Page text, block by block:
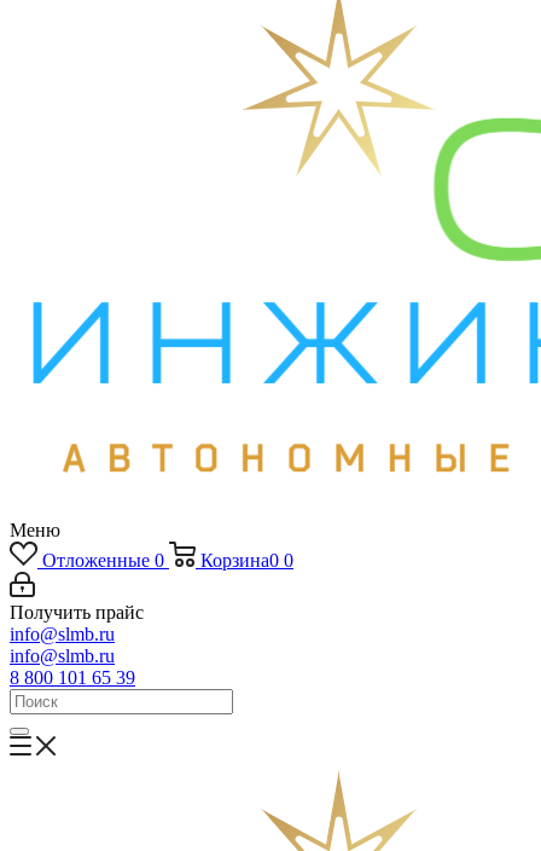
Меню
Отложенные 0 Корзина0 0
Получить прайс
info@slmb.ru
info@slmb.ru
8 800 101 65 39